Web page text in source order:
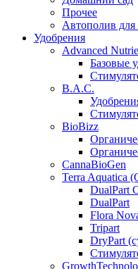
Прочее
Автополив для
Удобрения
Advanced
Базовые
B.A.C.
BioBizz
CannaBioGen
Terra Aquatica
DualPart
DualPart
Flora
Tripart
DryPart